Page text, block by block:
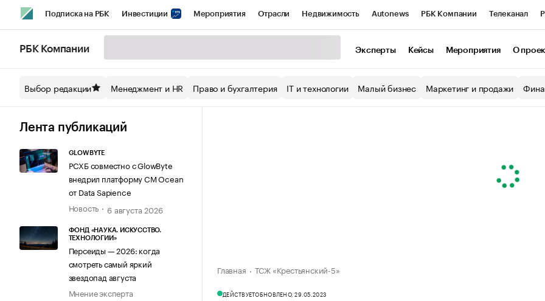
Подписка на РБК Инвестиции Мероприятия Отрасли Недвижимость Autonews РБК Компании Телеканал
Спецпроекты СПб Конференции СПб Спецпроекты Экономика Бизнес
Технологии и медиа
РБК Компании Эксперты Кейсы Мероприятия О
Выбор редакции Менеджмент и HR Право и бухгалтерия IT и технологии Малый бизнес Маркетинг и продажи
Лента публикаций
GLOWBYTE
РСХБ совместно с GlowByte
внедрил платформу CM Ocean
от Data Sapience
Новость
6 августа 2026
ФОНД «НАУКА. ИСКУССТВО.
ТЕХНОЛОГИИ»
Персеиды — 2026: когда
смотреть самый яркий
звездопад августа
Мнение эксперта
Главная ТСЖ «Крестьянский-5»
ДЕЙСТВУЕТОБНОВЛЕНО, 29.05.2023